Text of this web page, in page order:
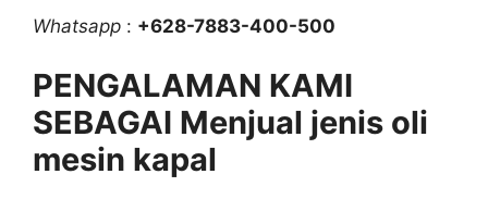
Whatsapp : +628-7883-400-500
PENGALAMAN KAMI
SEBAGAI Menjual jenis oli
mesin kapal